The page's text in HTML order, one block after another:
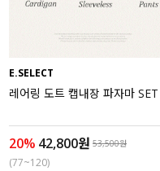
E.SELECT
레어링 도트 캡내장 파자마 SET
20% 42,800원 53,500원
(77~120)